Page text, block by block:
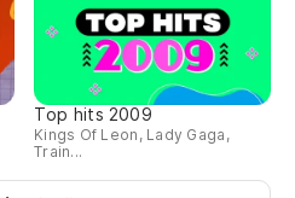
Top hits 2009
Kings Of Leon, Lady Gaga,
Train...